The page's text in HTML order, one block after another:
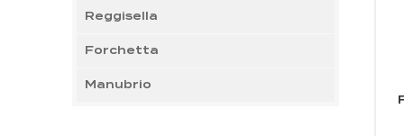
Reggisella
Forchetta
Manubrio